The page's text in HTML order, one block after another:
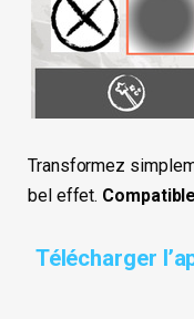
Transformez
bel effet.
Télécharger